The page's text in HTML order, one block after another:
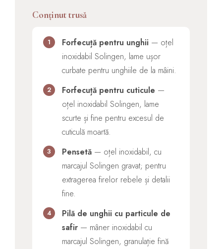
Conținut trusă
1 Forfecuță pentru unghii — oțel
inoxidabil Solingen, lame ușor
curbate pentru unghiile de la mâini.
2 Forfecuță pentru cuticule —
oțel inoxidabil Solingen, lame
scurte și fine pentru excesul de
cuticulă moartă.
3 Pensetă — oțel inoxidabil, cu
marcajul Solingen gravat; pentru
extragerea firelor rebele și detalii
fine.
4
Pilă de unghii cu particule de
safir — mâner inoxidabil cu
marcajul Solingen, granulație fină